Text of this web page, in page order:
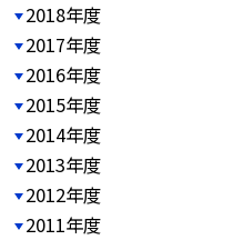
2018年度
2017年度
2016年度
2015年度
2014年度
2013年度
2012年度
2011年度